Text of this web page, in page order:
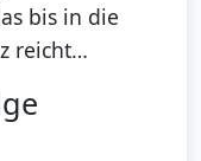
bis in die
reicht…